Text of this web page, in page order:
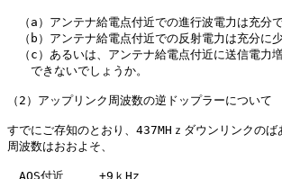
（a）アンテナ給電点付近での進行波電力は充分で
（b）アンテナ給電点付近での反射電力は充分に少
（c）あるいは、アンテナ給電点付近に送信電力
できないでしょうか。
（2）アップリンク周波数の逆ドップラーについて
すでにご存知のとおり、437MHｚダウンリンクのば
周波数はおおよそ、
AOS付近　　　+9ｋHz